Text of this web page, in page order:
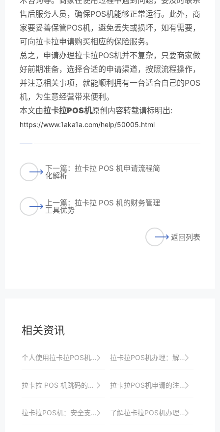
售后服务人员，确保POS机能够正常运行。此外，商
家要妥善保管POS机，避免丢失或损坏，如有需要，
可向拉卡拉申请购买相应的保险服务。
总之，申请办理拉卡拉POS机并不复杂，只要商家做
好前期准备，选择合适的申请渠道，按照流程操作，
并注意相关事项，就能顺利拥有一台适合自己的POS
机，为生意经营带来便利。
本文由拉卡拉POS机原创内容转载请标明出:
https://www.1aka1a.com/help/50005.html
下一篇：拉卡拉 POS 机申请流程简
化解析
上一篇：拉卡拉 POS 机的财务管理
工具优势
返回列表
相关资讯
个人使用拉卡拉POS机的信用积累与提升方法 拉卡拉POS机办理：解锁更多支付可能性
拉卡拉 POS 机跳码的用户投诉处理 拉卡拉POS机申请的注意事项
拉卡拉POS机：安全支付，从申请开始 了解拉卡拉POS机办理资费，合理管理您的成本